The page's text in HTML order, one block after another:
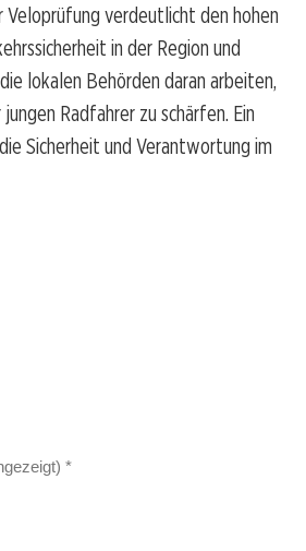
Veloprüfung verdeutlicht den hohen
in der Region und
lokalen Behörden daran arbeiten,
Radfahrer zu schärfen. Ein
Sicherheit und Verantwortung im